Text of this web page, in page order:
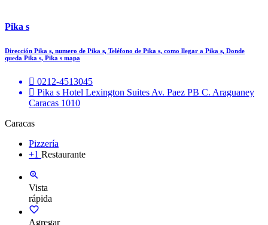
Pika s
Dirección Pika s, numero de Pika s, Teléfono de Pika s, como llegar a Pika s, Donde
queda Pika s, Pika s mapa
0212-4513045
Pika s Hotel Lexington Suites Av. Paez PB C. Araguaney
Caracas 1010
Caracas
Pizzería
+1 Restaurante
Vista
rápida
Agregar